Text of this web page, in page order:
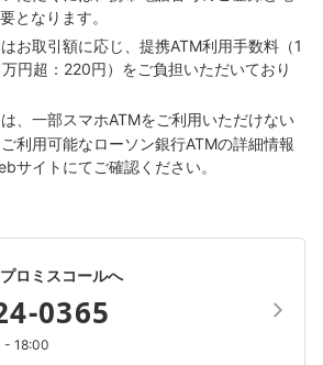
となります。
お取引額に応じ、提携ATM利用手数料（1
円超：220円）をご負担いただいており
、一部スマホATMをご利用いただけない
利用可能なローソン銀行ATMの詳細情報
サイトにてご確認ください。
ロミスコールへ
0365
- 18:00